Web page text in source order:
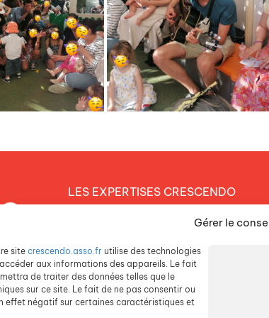
Gérer le
site crescendo.asso.fr utilise des technologies
aux informations des appareils. Le fait
de traiter des données telles que le
sur ce site. Le fait de ne pas consentir ou
effet négatif sur certaines caractéristiques et
LES EXPERTISES CRESCENDO
Notre politique RH
NOS ETABLISSEMENTS